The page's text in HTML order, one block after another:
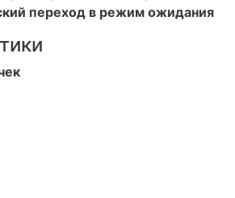
переход в режим ожидания